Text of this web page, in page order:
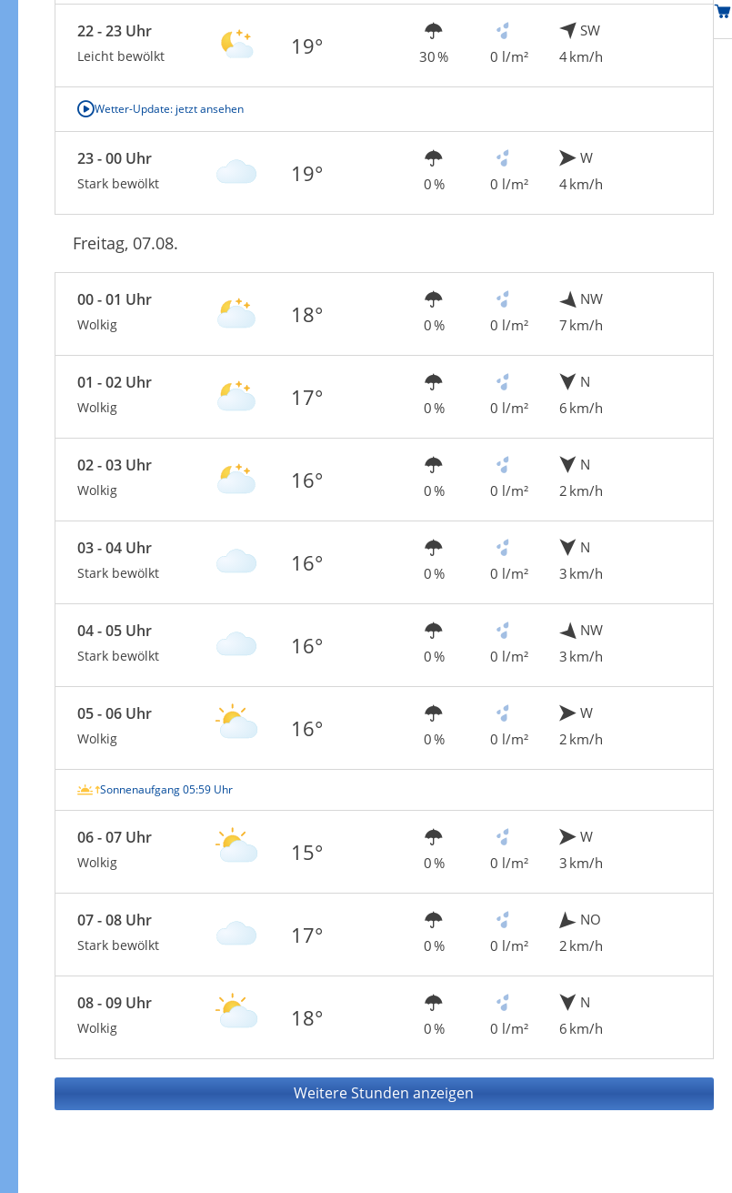
22 - 23 Uhr
Leicht bewölkt 19° 30 % 0 l/m²
SW
4 km/h
Wetter-Update: jetzt ansehen
23 - 00 Uhr
Stark bewölkt 19° 0 % 0 l/m²
W
4 km/h
Freitag, 07.08.
00 - 01 Uhr
Wolkig 18° 0 % 0 l/m²
NW
7 km/h
01 - 02 Uhr
Wolkig 17° 0 % 0 l/m²
N
6 km/h
02 - 03 Uhr
Wolkig 16° 0 % 0 l/m²
N
2 km/h
03 - 04 Uhr
Stark bewölkt 16° 0 % 0 l/m²
N
3 km/h
04 - 05 Uhr
Stark bewölkt 16° 0 % 0 l/m²
NW
3 km/h
05 - 06 Uhr
Wolkig 16° 0 % 0 l/m²
W
2 km/h
Sonnenaufgang 05:59 Uhr
06 - 07 Uhr
Wolkig 15° 0 % 0 l/m²
W
3 km/h
07 - 08 Uhr
Stark bewölkt 17° 0 % 0 l/m²
NO
2 km/h
08 - 09 Uhr
Wolkig 18° 0 % 0 l/m²
N
6 km/h
Weitere Stunden anzeigen